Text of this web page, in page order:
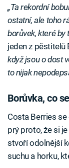
„Ta rekordní
ostatní, ale toho
borůvek, které by
jeden z pěstitelů
když jsou o dost
to nijak
Borůvka, co
Costa Berries
prý proto, že si
stvoří odolnější
suchu a horku,